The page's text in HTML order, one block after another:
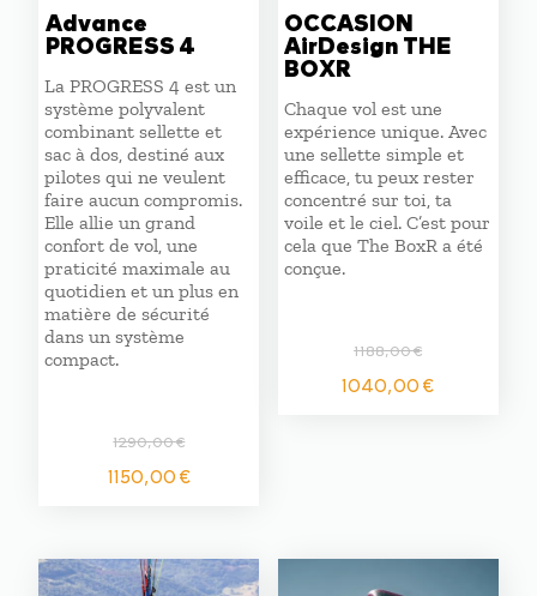
Advance
PROGRESS 4
La PROGRESS 4 est un
système polyvalent
combinant sellette et
sac à dos, destiné aux
pilotes qui ne veulent
faire aucun compromis.
Elle allie un grand
confort de vol, une
praticité maximale au
quotidien et un plus en
matière de sécurité
dans un système
compact.
1290,00€
Le
prix
était :
1290,00 €.
1150,00€Le
est :
1150,00 €.
OCCASION
AirDesign THE
BOXR
Chaque vol est une
expérience unique. Avec
une sellette simple et
efficace, tu peux rester
concentré sur toi, ta
voile et le ciel. C’est pour
cela que The BoxR a été
conçue.
1188,00€
Le
1040,00€Le